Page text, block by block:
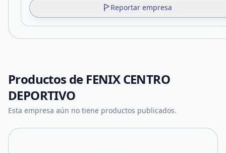
Reportar empresa
Productos de FENIX CENTRO
DEPORTIVO
Esta empresa aún no tiene productos publicados.